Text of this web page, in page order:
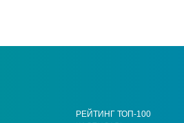
РЕЙТИНГ ТОП-100